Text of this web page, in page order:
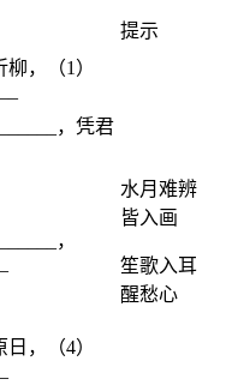
提示
，（1）
，凭君
，
水月难辨
皆入画
笙歌入耳
醒愁心
，（4）